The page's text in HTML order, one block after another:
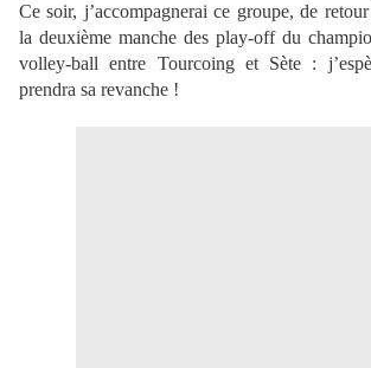
Ce soir, j’accompagnerai ce groupe, de
la deuxième manche des play-off du
volley-ball entre Tourcoing et Sète :
prendra sa revanche !